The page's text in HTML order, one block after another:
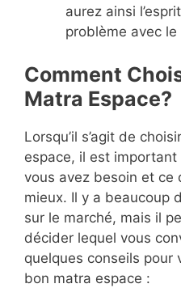
aurez ainsi
problème avec
Comment
Matra Espace?
Lorsqu’il s’agit de
espace, il est
vous avez besoin et ce
mieux. Il y a beaucoup
sur le marché, mais il
décider lequel vous
quelques conseils pour
bon matra espace :